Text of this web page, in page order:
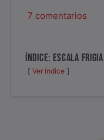
7 comentarios
ÍNDICE: ESCALA
Ver índice